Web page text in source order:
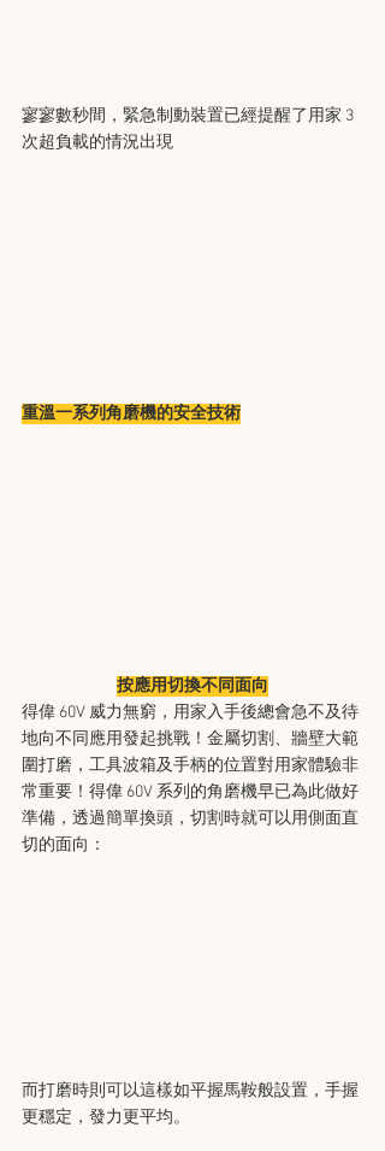
寥寥數秒間，緊急制動裝置已經提醒了用家 3
次超負載的情況出現
重溫一系列角磨機的安全技術
按應用切換不同面向
得偉 60V 威力無窮，用家入手後總會急不及待
地向不同應用發起挑戰！金屬切割、牆壁大範
圍打磨，工具波箱及手柄的位置對用家體驗非
常重要！得偉 60V 系列的角磨機早已為此做好
準備，透過簡單換頭，切割時就可以用側面直
切的面向：
而打磨時則可以這樣如平握馬鞍般設置，手握
更穩定，發力更平均。